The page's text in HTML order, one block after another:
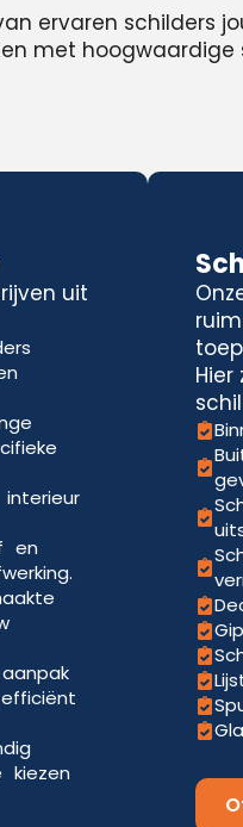
ervaren schilders
met hoogwaardige
uit
en